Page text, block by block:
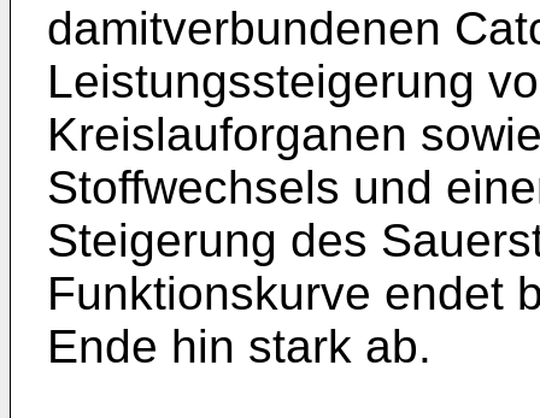
damitverbundenen
Leistungssteigerung
Kreislauforganen
Stoffwechsels und
Steigerung des
Funktionskurve endet
Ende hin stark ab.